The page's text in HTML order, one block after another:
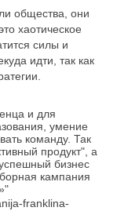
общества, они
хаотическое
силы и
идти, так как
и для
умение
команду. Так
продукт", а
бизнес
кампания
franklina-